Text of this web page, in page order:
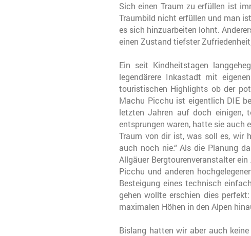
Sich einen Traum zu erfüllen ist
Traumbild nicht erfüllen und man
es sich hinzuarbeiten lohnt.
einen Zustand tiefster
Ein seit Kindheitstagen
legendärere Inkastadt mit
touristischen Highlights ob der
Machu Picchu ist eigentlich DIE
letzten Jahren auf doch einigen,
entsprungen waren, hatte sie auch
Traum von dir ist, was soll es, wir
auch noch nie.“ Als die Planung
Allgäuer Bergtourenveranstalter
Picchu und anderen
Besteigung eines technisch
gehen wollte erschien dies
maximalen Höhen in den Alpen
Bislang hatten wir aber auch